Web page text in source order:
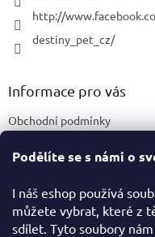
Podělíte se s námi o
I náš eshop používá
můžete vybrat, které z
sdílet. Tyto soubory
http://
destiny_pet_cz/
Informace pro vás
Obchodní podmínky
Certifikace a označení
Facebook